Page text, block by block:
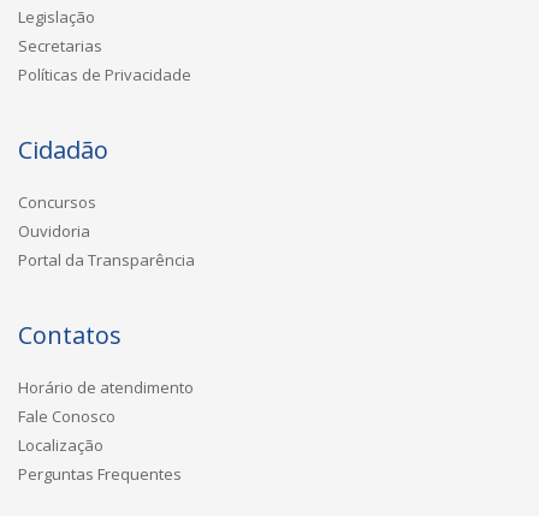
Legislação
Secretarias
Políticas de Privacidade
Cidadão
Concursos
Ouvidoria
Portal da Transparência
Contatos
Horário de atendimento
Fale Conosco
Localização
Perguntas Frequentes